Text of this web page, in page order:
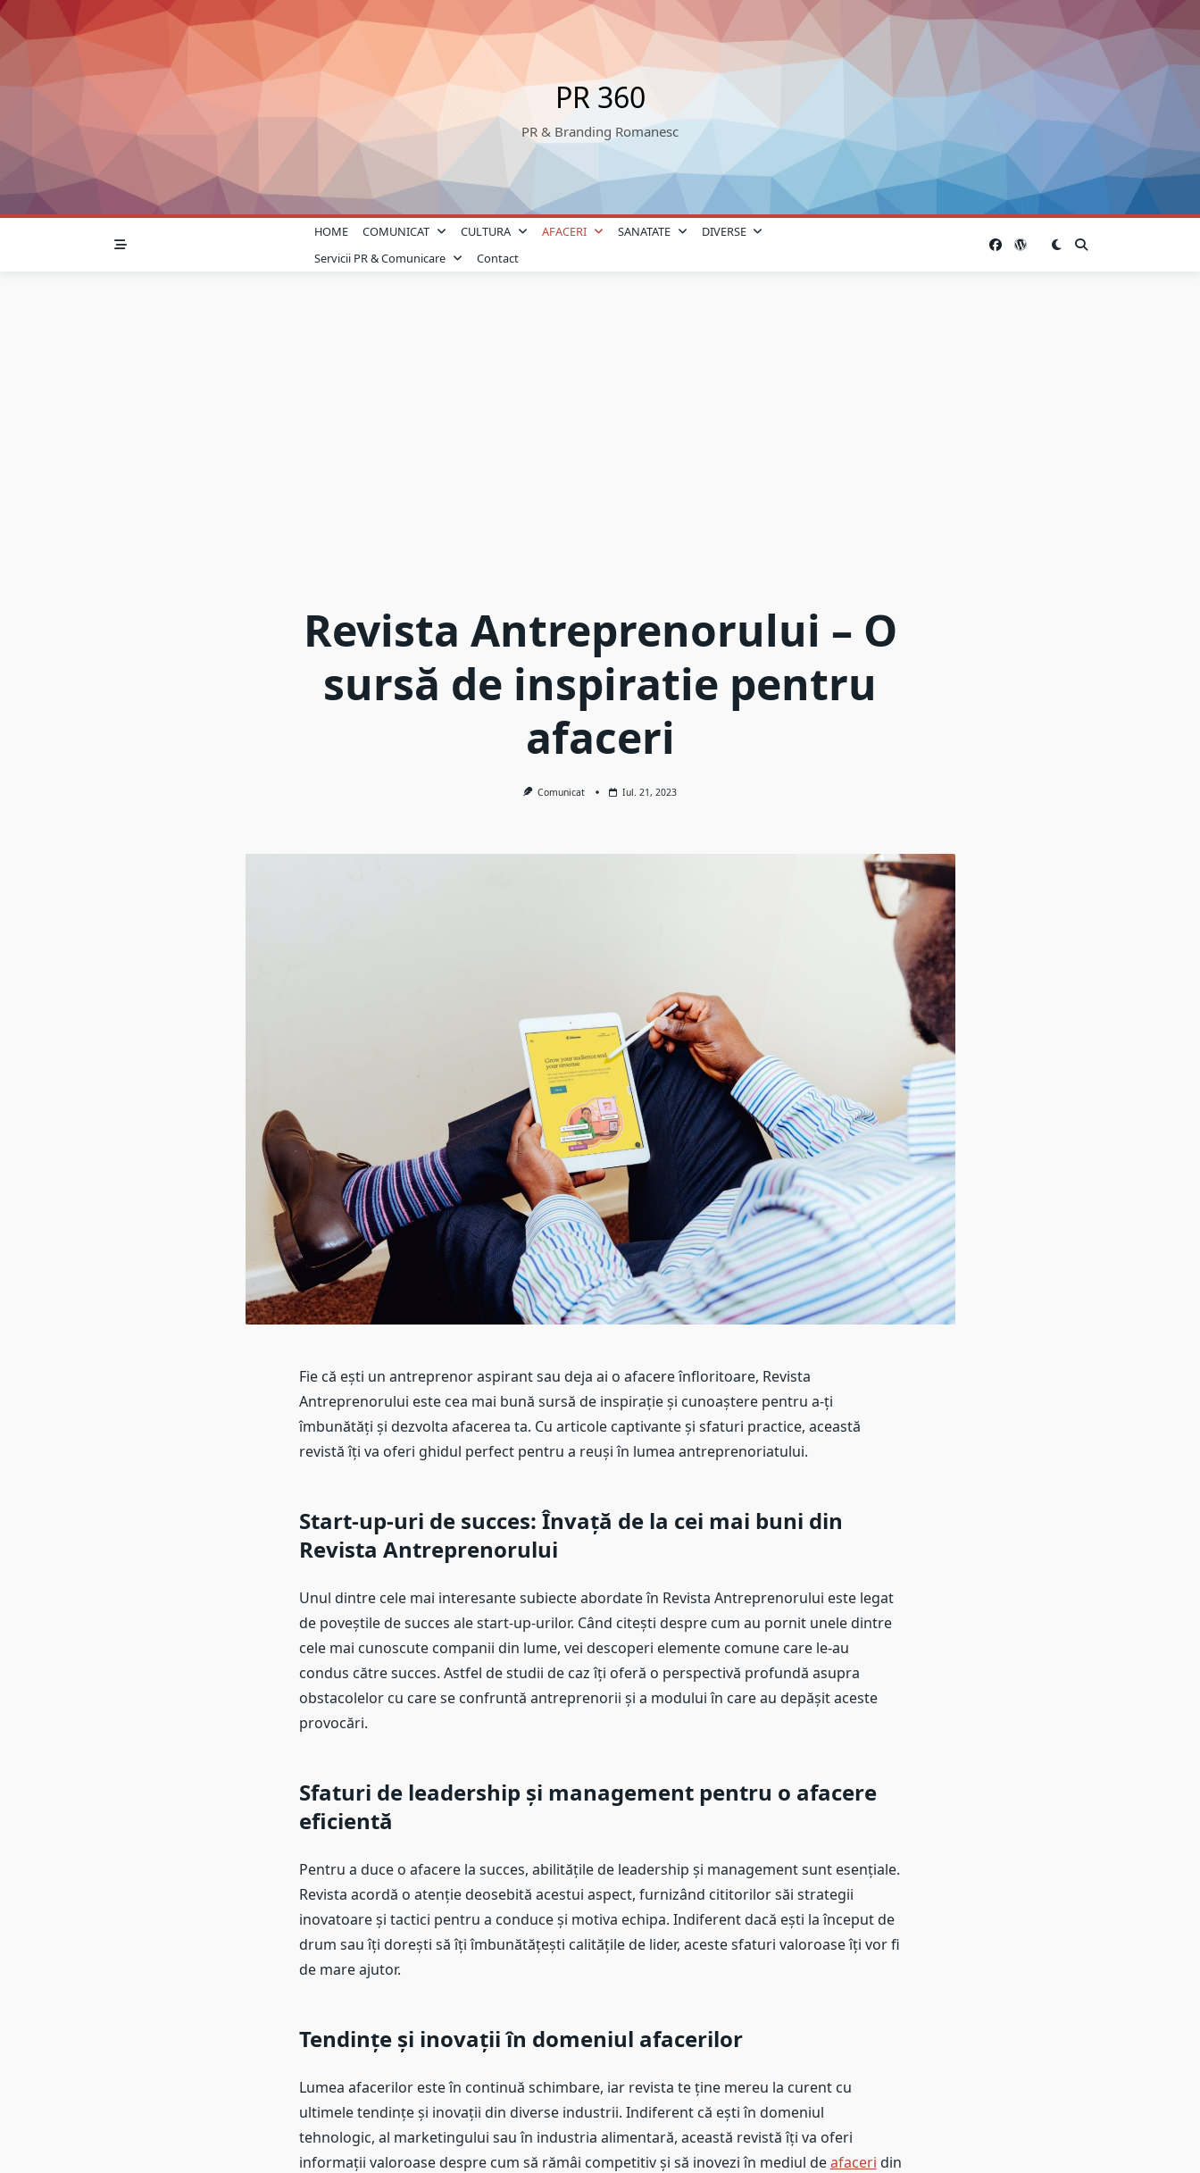
Skip
to
content
PR 360
PR & Branding Romanesc
HOME COMUNICAT CULTURA AFACERI SANATATE
DIVERSE
Servicii PR & Comunicare
Contact
Revista Antreprenorului – O
sursă de inspiratie pentru
afaceri
Comunicat Iul. 21, 2023
Fie că ești un antreprenor aspirant sau deja ai o afacere înfloritoare, Revista
Antreprenorului este cea mai bună sursă de inspirație și cunoaștere pentru a-ți
îmbunătăți și dezvolta afacerea ta. Cu articole captivante și sfaturi practice, această
revistă îți va oferi ghidul perfect pentru a reuși în lumea antreprenoriatului.
Start-up-uri de succes: Învață de la cei mai buni din
Revista Antreprenorului
Unul dintre cele mai interesante subiecte abordate în Revista Antreprenorului este legat
de poveștile de succes ale start-up-urilor. Când citești despre cum au pornit unele dintre
cele mai cunoscute companii din lume, vei descoperi elemente comune care le-au
condus către succes. Astfel de studii de caz îți oferă o perspectivă profundă asupra
obstacolelor cu care se confruntă antreprenorii și a modului în care au depășit aceste
provocări.
Sfaturi de leadership și management pentru o afacere
eficientă
Pentru a duce o afacere la succes, abilitățile de leadership și management sunt esențiale.
Revista acordă o atenție deosebită acestui aspect, furnizând cititorilor săi strategii
inovatoare și tactici pentru a conduce și motiva echipa. Indiferent dacă ești la început de
drum sau îți dorești să îți îmbunătățești calitățile de lider, aceste sfaturi valoroase îți vor fi
de mare ajutor.
Tendințe și inovații în domeniul afacerilor
Lumea afacerilor este în continuă schimbare, iar revista te ține mereu la curent cu
ultimele tendințe și inovații din diverse industrii. Indiferent că ești în domeniul
tehnologic, al marketingului sau în industria alimentară, această revistă îți va oferi
informații valoroase despre cum să rămâi competitiv și să inovezi în mediul deafaceri din